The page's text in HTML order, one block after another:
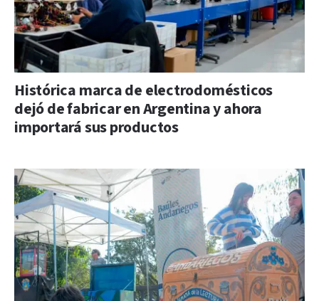
Histórica marca de electrodomésticos
dejó de fabricar en Argentina y ahora
importará sus productos